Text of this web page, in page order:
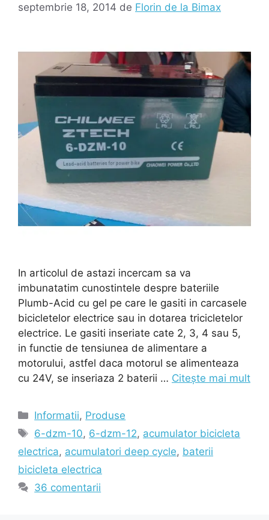
septembrie 18, 2014 de Florin de la Bimax
In articolul de astazi incercam sa va
imbunatatim cunostintele despre bateriile
Plumb-Acid cu gel pe care le gasiti in carcasele
bicicletelor electrice sau in dotarea tricicletelor
electrice. Le gasiti inseriate cate 2, 3, 4 sau 5,
in functie de tensiunea de alimentare a
motorului, astfel daca motorul se alimenteaza
cu 24V, se inseriaza 2 baterii … Citește mai mult
Categorii
Informatii, Produse
Etichete
6-dzm-10, 6-dzm-12, acumulator bicicleta
electrica, acumulatori deep cycle, baterii
bicicleta electrica
36 comentarii